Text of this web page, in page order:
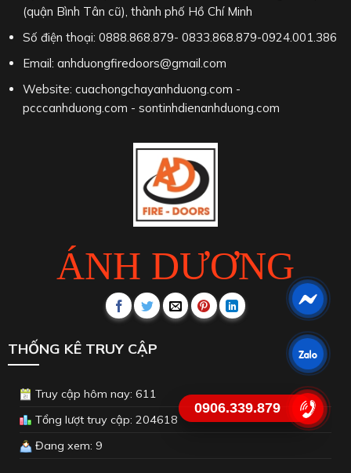
ÁNH DƯƠNG
(quận Bình Tân cũ), thành phố Hồ Chí Minh
Số điện thoại: 0888.868.879- 0833.868.879-0924.001.386
Email: anhduongfiredoors@gmail.com
Website: cuachongchayanhduong.com -
pcccanhduong.com - sontinhdienanhduong.com
THỐNG KÊ TRUY CẬP
Truy cập hôm nay: 611
Tổng lượt truy cập: 204618
Đang xem: 9
0906.339.879